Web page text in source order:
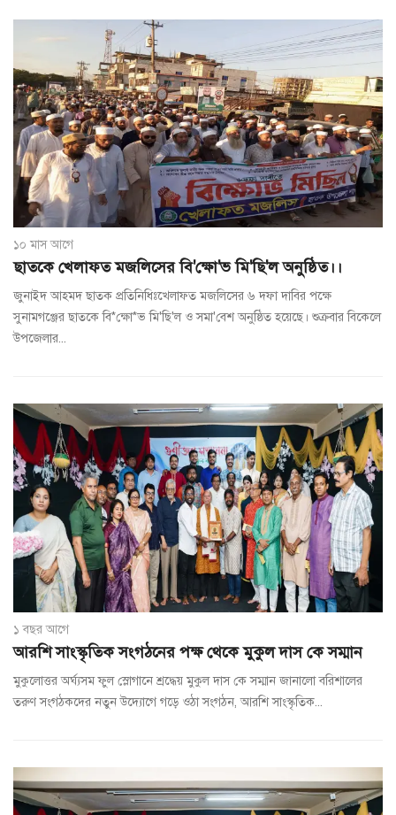
১০ মাস আগে
ছাতকে খেলাফত মজলিসের বি'ক্ষো'ভ মি'ছি'ল অনুষ্ঠিত।।
জুনাইদ আহমদ ছাতক প্রতিনিধিঃখেলাফত মজলিসের ৬ দফা দাবির পক্ষে
সুনামগঞ্জের ছাতকে বি*ক্ষো*ভ মি'ছি'ল ও সমা'বেশ অনুষ্ঠিত হয়েছে। শুক্রবার বিকেলে
উপজেলার...
১ বছর আগে
আরশি সাংস্কৃতিক সংগঠনের পক্ষ থেকে মুকুল দাস কে সম্মান
মুকুলোত্তর অর্ঘ্যসম ফুল স্লোগানে শ্রদ্ধেয় মুকুল দাস কে সম্মান জানালো বরিশালের
তরুণ সংগঠকদের নতুন উদ্যোগে গড়ে ওঠা সংগঠন, আরশি সাংস্কৃতিক...